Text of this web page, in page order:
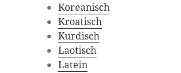
Koreanisch
Kroatisch
Kurdisch
Laotisch
Latein